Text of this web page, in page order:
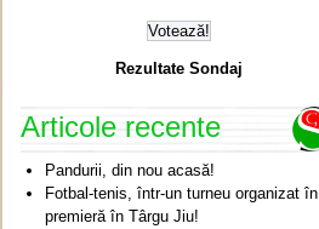
Rezultate Sondaj
Articole recente
Pandurii, din nou acasă!
Fotbal-tenis, într-un turneu organizat în
premieră în Târgu Jiu!